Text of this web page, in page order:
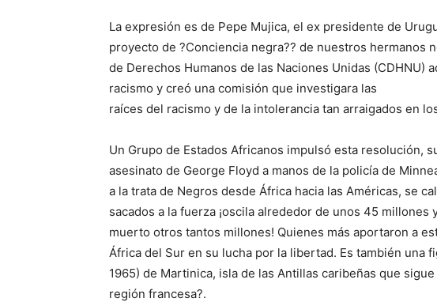
La expresión es de Pepe Mujica, el ex presidente de
proyecto de ?Conciencia negra?? de nuestros hermanos
de Derechos Humanos de las Naciones Unidas (CDHNU)
racismo y creó una comisión que investigara las
raíces del racismo y de la intolerancia tan arraigados en
Un Grupo de Estados Africanos impulsó esta resolución,
asesinato de George Floyd a manos de la policía de
a la trata de Negros desde África hacia las Américas, se
sacados a la fuerza ¡oscila alrededor de unos 45
muerto otros tantos millones! Quienes más aportaron a
África del Sur en su lucha por la libertad. Es también una
1965) de Martinica, isla de las Antillas caribeñas que
región francesa?.